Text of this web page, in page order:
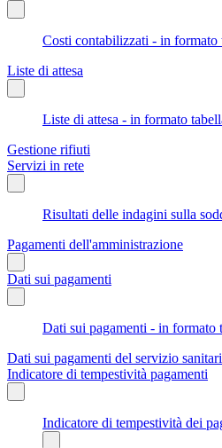
Costi contabilizzati - in formato
Liste di attesa
Liste di attesa - in formato
Gestione rifiuti
Servizi in rete
Risultati delle indagini sulla
Pagamenti dell'amministrazione
Dati sui pagamenti
Dati sui pagamenti - in formato
Dati sui pagamenti del servizio
Indicatore di tempestività pagamenti
Indicatore di tempestività dei